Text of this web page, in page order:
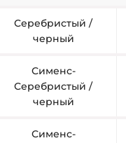
Серебристый /
черный
Сименс-
Серебристый /
черный
Сименс-